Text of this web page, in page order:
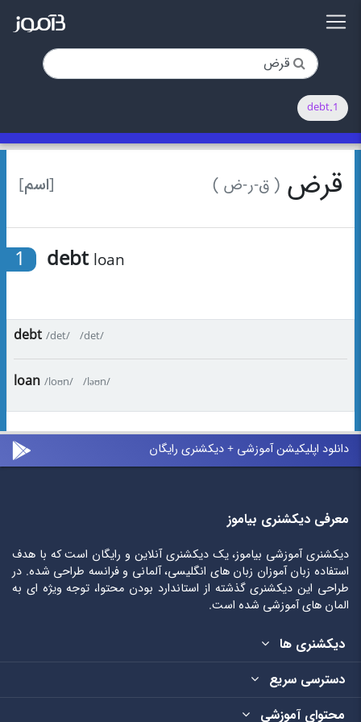
1.debt
[اسم] قرض ( ق-ر-ض )
1 debt loan
debt /det/ /det/
loan /loʊn/ /ləʊn/
دانلود اپلیکیشن آموزشی + دیکشنری رایگان
معرفی دیکشنری بیاموز
دیکشنری آموزشی بیاموز، یک دیکشنری آنلاین و رایگان است که با هدف
استفاده زبان آموزان زبان های انگلیسی، آلمانی و فرانسه طراحی شده. در
طراحی این دیکشنری گذشته از استاندارد بودن محتوا، توجه ویژه ای به
المان های آموزشی شده است.
دیکشنری ها
دسترسی سریع
محتوای آموزشی